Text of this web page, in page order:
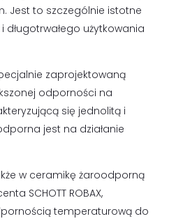
Jest to szczególnie istotne
długotrwałego użytkowania
zaprojektowaną
odporności na
się jednolitą i
jest na działanie
w ceramikę żaroodporną
SCHOTT ROBAX,
temperaturową do